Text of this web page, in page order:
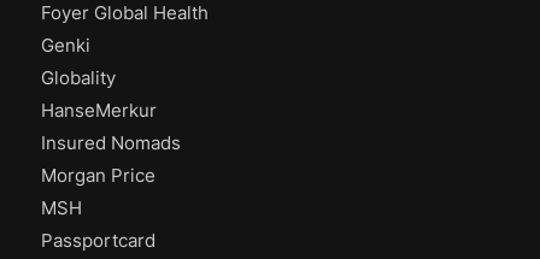
Foyer Global Health
Genki
Globality
HanseMerkur
Insured Nomads
Morgan Price
MSH
Passportcard